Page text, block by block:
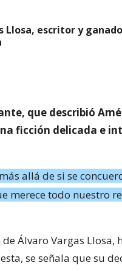
Llosa, escritor y
que describió
ficción delicada e
allá de si se
merece todo nuestro
Álvaro Vargas Llosa,
se señala que su